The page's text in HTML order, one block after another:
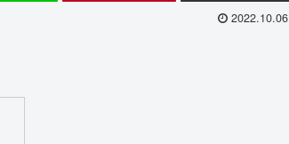
2022.10.06